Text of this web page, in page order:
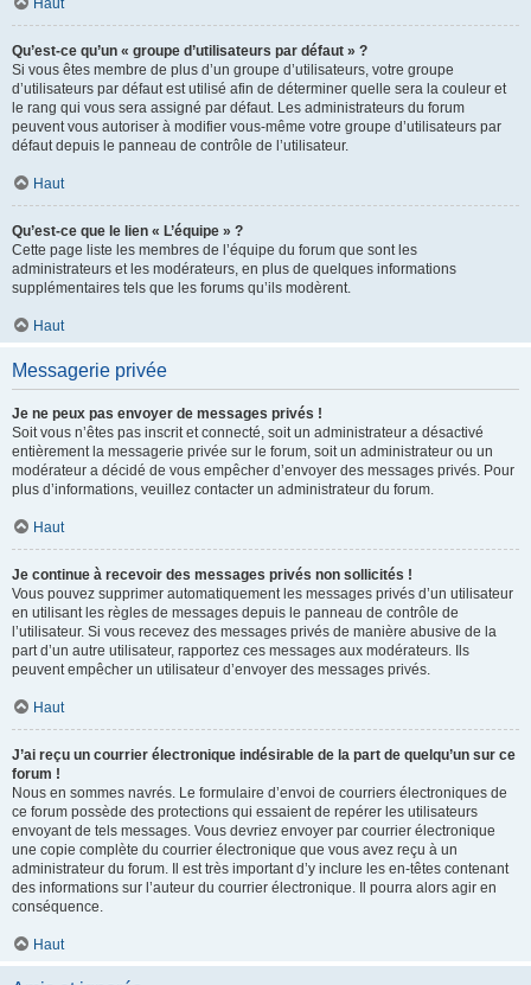
Haut
Qu’est-ce qu’un « groupe d’utilisateurs par défaut » ?
Si vous êtes membre de plus d’un groupe d’utilisateurs, votre groupe
d’utilisateurs par défaut est utilisé afin de déterminer quelle sera la couleur et
le rang qui vous sera assigné par défaut. Les administrateurs du forum
peuvent vous autoriser à modifier vous-même votre groupe d’utilisateurs par
défaut depuis le panneau de contrôle de l’utilisateur.
Haut
Qu’est-ce que le lien « L’équipe » ?
Cette page liste les membres de l’équipe du forum que sont les
administrateurs et les modérateurs, en plus de quelques informations
supplémentaires tels que les forums qu’ils modèrent.
Haut
Messagerie privée
Je ne peux pas envoyer de messages privés !
Soit vous n’êtes pas inscrit et connecté, soit un administrateur a désactivé
entièrement la messagerie privée sur le forum, soit un administrateur ou un
modérateur a décidé de vous empêcher d’envoyer des messages privés. Pour
plus d’informations, veuillez contacter un administrateur du forum.
Haut
Je continue à recevoir des messages privés non sollicités !
Vous pouvez supprimer automatiquement les messages privés d’un utilisateur
en utilisant les règles de messages depuis le panneau de contrôle de
l’utilisateur. Si vous recevez des messages privés de manière abusive de la
part d’un autre utilisateur, rapportez ces messages aux modérateurs. Ils
peuvent empêcher un utilisateur d’envoyer des messages privés.
Haut
J’ai reçu un courrier électronique indésirable de la part de quelqu’un sur ce
forum !
Nous en sommes navrés. Le formulaire d’envoi de courriers électroniques de
ce forum possède des protections qui essaient de repérer les utilisateurs
envoyant de tels messages. Vous devriez envoyer par courrier électronique
une copie complète du courrier électronique que vous avez reçu à un
administrateur du forum. Il est très important d’y inclure les en-têtes contenant
des informations sur l’auteur du courrier électronique. Il pourra alors agir en
conséquence.
Haut